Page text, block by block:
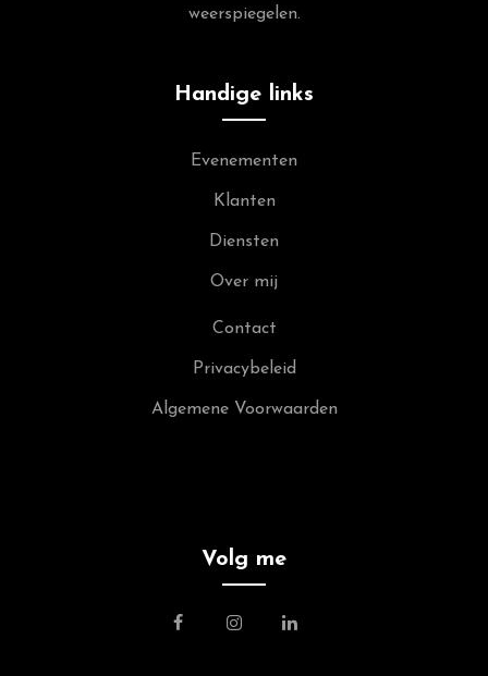
weerspiegelen.
Handige links
Evenementen
Klanten
Diensten
Over mij
Contact
Privacybeleid
Algemene Voorwaarden
Volg me